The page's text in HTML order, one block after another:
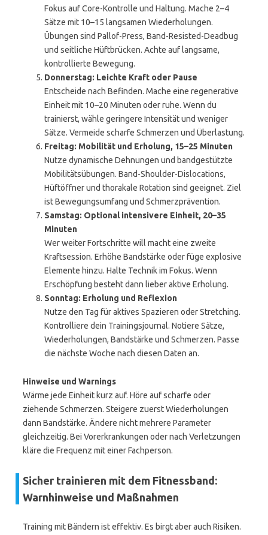
Fokus auf Core-Kontrolle und Haltung. Mache 2–4
Sätze mit 10–15 langsamen Wiederholungen.
Übungen sind Pallof-Press, Band-Resisted-Deadbug
und seitliche Hüftbrücken. Achte auf langsame,
kontrollierte Bewegung.
Donnerstag: Leichte Kraft oder Pause
Entscheide nach Befinden. Mache eine regenerative
Einheit mit 10–20 Minuten oder ruhe. Wenn du
trainierst, wähle geringere Intensität und weniger
Sätze. Vermeide scharfe Schmerzen und Überlastung.
Freitag: Mobilität und Erholung, 15–25 Minuten
Nutze dynamische Dehnungen und bandgestützte
Mobilitätsübungen. Band-Shoulder-Dislocations,
Hüftöffner und thorakale Rotation sind geeignet. Ziel
ist Bewegungsumfang und Schmerzprävention.
Samstag: Optional intensivere Einheit, 20–35
Minuten
Wer weiter Fortschritte will macht eine zweite
Kraftsession. Erhöhe Bandstärke oder füge explosive
Elemente hinzu. Halte Technik im Fokus. Wenn
Erschöpfung besteht dann lieber aktive Erholung.
Sonntag: Erholung und Reflexion
Nutze den Tag für aktives Spazieren oder Stretching.
Kontrolliere dein Trainingsjournal. Notiere Sätze,
Wiederholungen, Bandstärke und Schmerzen. Passe
die nächste Woche nach diesen Daten an.
Hinweise und Warnings
Wärme jede Einheit kurz auf. Höre auf scharfe oder
ziehende Schmerzen. Steigere zuerst Wiederholungen
dann Bandstärke. Ändere nicht mehrere Parameter
gleichzeitig. Bei Vorerkrankungen oder nach Verletzungen
kläre die Frequenz mit einer Fachperson.
Sicher trainieren mit dem Fitnessband:
Warnhinweise und Maßnahmen
Training mit Bändern ist effektiv. Es birgt aber auch Risiken.